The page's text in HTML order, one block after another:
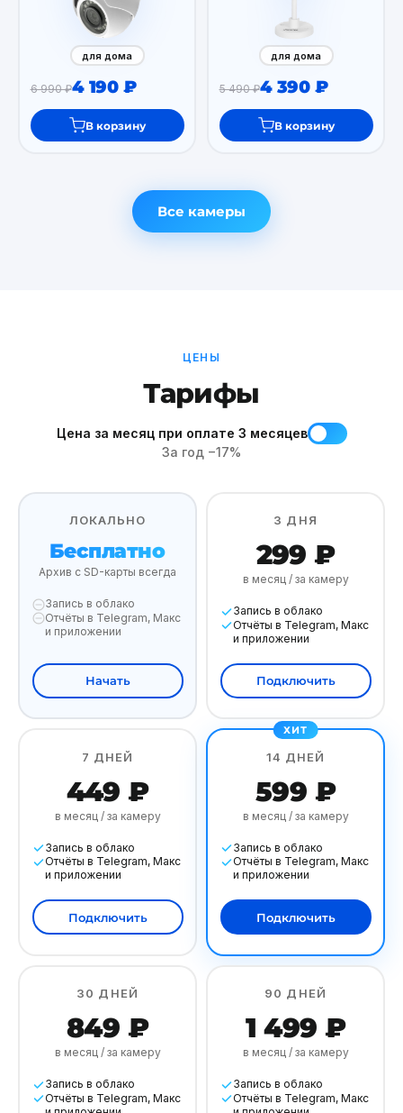
для дома
6 990 ₽4 190 ₽
В корзину
для дома
5 490 ₽4 390 ₽
В корзину
Все камеры
ЦЕНЫ
Тарифы
Цена за месяц при оплате 3 месяцев
За год −17%
ЛОКАЛЬНО
Бесплатно
Архив с SD-карты всегда
Запись в облако
Отчёты в Telegram, Макс
и приложении
Начать
3 ДНЯ
299 ₽
в месяц / за камеру
Запись в облако
Отчёты в Telegram, Макс
и приложении
Подключить
7 ДНЕЙ
449 ₽
в месяц / за камеру
Запись в облако
Отчёты в Telegram, Макс
и приложении
Подключить
14 ДНЕЙ
599 ₽
в месяц / за камеру
Запись в облако
Отчёты в Telegram, Макс
и приложении
Подключить
30 ДНЕЙ
849 ₽
в месяц / за камеру
Запись в облако
Отчёты в Telegram, Макс
90 ДНЕЙ
1 499 ₽
в месяц / за камеру
Запись в облако
Отчёты в Telegram, Макс